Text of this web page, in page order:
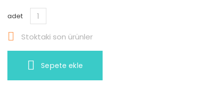
adet
 Stoktaki son ürünler
Sepete ekle